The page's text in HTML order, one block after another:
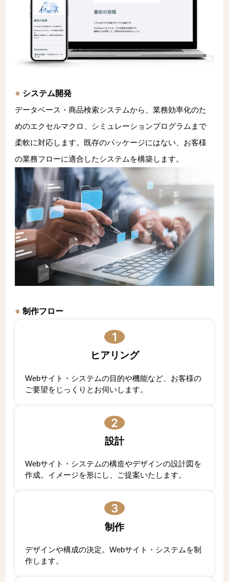
システム開発
データベース・商品検索システムから、業務効率化のた
めのエクセルマクロ、シミュレーションプログラムまで
柔軟に対応します。既存のパッケージにはない、お客様
の業務フローに適合したシステムを構築します。
制作フロー
1
ヒアリング
Webサイト・システムの目的や機能など、お客様の
ご要望をじっくりとお伺いします。
2
設計
Webサイト・システムの構造やデザインの設計図を
作成。イメージを形にし、ご提案いたします。
3
制作
デザインや構成の決定。Webサイト・システムを制
作します。